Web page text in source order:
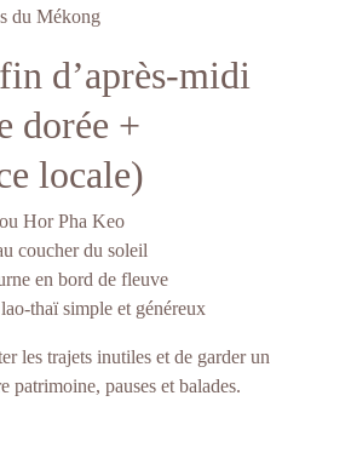
du Mékong
d’après-midi
dorée +
locale)
Hor Pha Keo
coucher du soleil
en bord de fleuve
thaï simple et généreux
les trajets inutiles et de garder un
patrimoine, pauses et balades.